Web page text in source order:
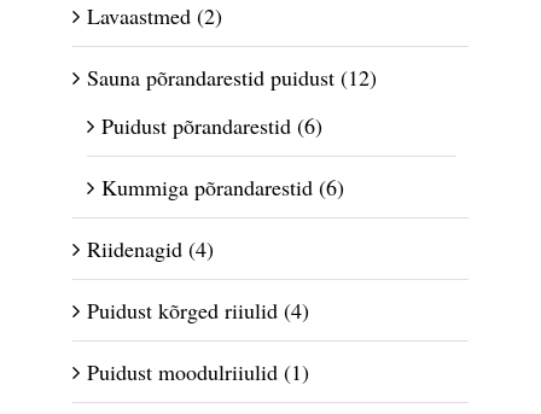
Lavaastmed (2)
Sauna põrandarestid puidust (12)
Puidust põrandarestid (6)
Kummiga põrandarestid (6)
Riidenagid (4)
Puidust kõrged riiulid (4)
Puidust moodulriiulid (1)